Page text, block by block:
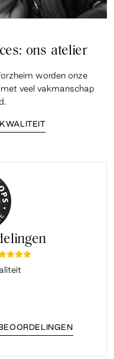
ons atelier
worden onze
veel vakmanschap